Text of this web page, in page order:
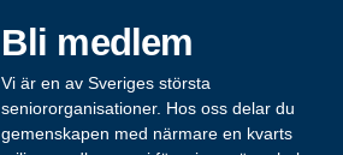
Bli medlem
Vi är en av Sveriges största
seniororganisationer. Hos oss delar du
gemenskapen med närmare en kvarts